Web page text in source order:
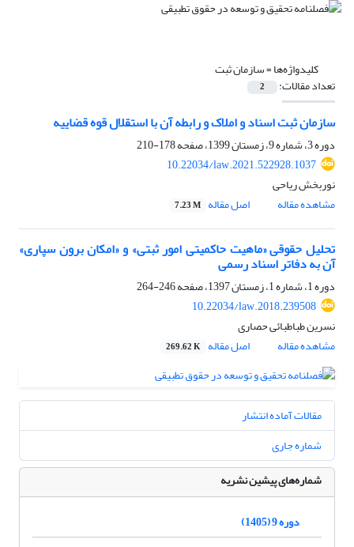
کلیدواژه‌ها =سازمان ثبت
تعداد مقالات: 2
سازمان ثبت اسناد و املاک و رابطه آن با استقلال قوه قضاییه
دوره 3، شماره 9، زمستان 1399، صفحه
178-210
10.22034/law.2021.522928.1037
نوربخش ریاحی
مشاهده مقاله
اصل مقاله 7.23 M
تحلیل حقوقی «ماهیت حاکمیتی امور ثبتی» و «امکان برون سپاری»
آن به دفاتر اسناد رسمی
دوره 1، شماره 1، زمستان 1397، صفحه
246-264
10.22034/law.2018.239508
نسرین طباطبائی حصاری
مشاهده مقاله
اصل مقاله 269.62 K
مقالات آماده انتشار
شماره جاری
شماره‌های پیشین نشریه
دوره 9 (1405)